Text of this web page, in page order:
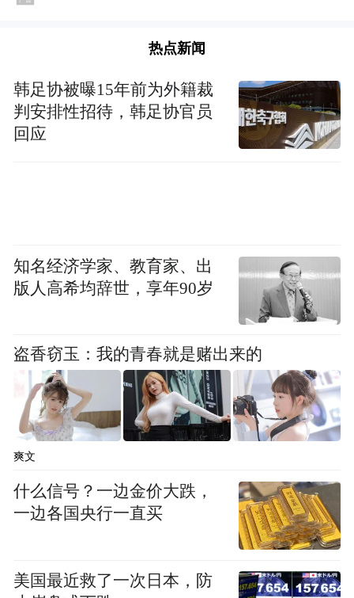
热点新闻
韩足协被曝15年前为外籍裁
判安排性招待，韩足协官员
回应
知名经济学家、教育家、出
版人高希均辞世，享年90岁
盗香窃玉：我的青春就是赌出来的
爽文
什么信号？一边金价大跌，
一边各国央行一直买
美国最近救了一次日本，防